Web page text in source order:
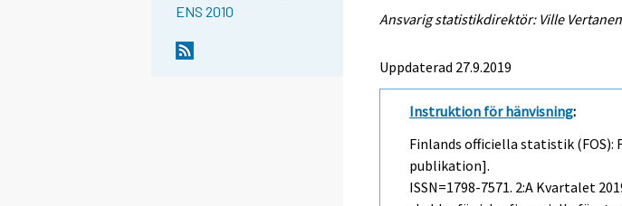
ENS 2010
Ansvarig statistikdirektör: Ville Vertanen
Uppdaterad 27.9.2019
Instruktion för hänvisning:
Finlands officiella statistik (FOS):
publikation].
ISSN=1798-7571. 2:a Kvartalet